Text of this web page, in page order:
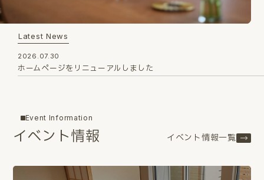
Latest News
2026.07.30
ホームページをリニューアルしました
Event Information
イベント情報 イベント情報一覧